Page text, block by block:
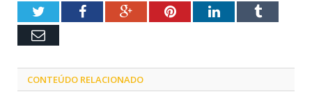
TwitterFacebookGoogle+PinterestLinkedInTumblr
Email
CONTEÚDO RELACIONADO